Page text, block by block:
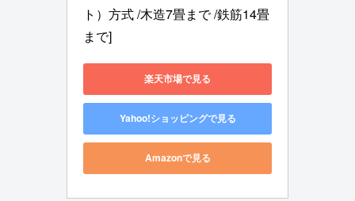
ト）方式 /木造7畳まで /鉄筋14畳
まで]
楽天市場で見る
Yahoo!ショッピングで見る
Amazonで見る